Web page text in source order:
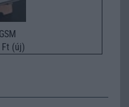
(új)